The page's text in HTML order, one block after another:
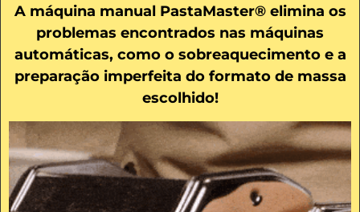
A máquina manual PastaMaster® elimina os
problemas encontrados nas máquinas
automáticas, como o sobreaquecimento e a
preparação imperfeita do formato de massa
escolhido!